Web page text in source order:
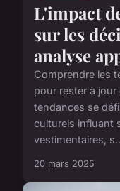
L'impact
sur les
analyse
Comprendre les
pour rester à
tendances se
culturels influant
vestimentaires,
20 mars 2025